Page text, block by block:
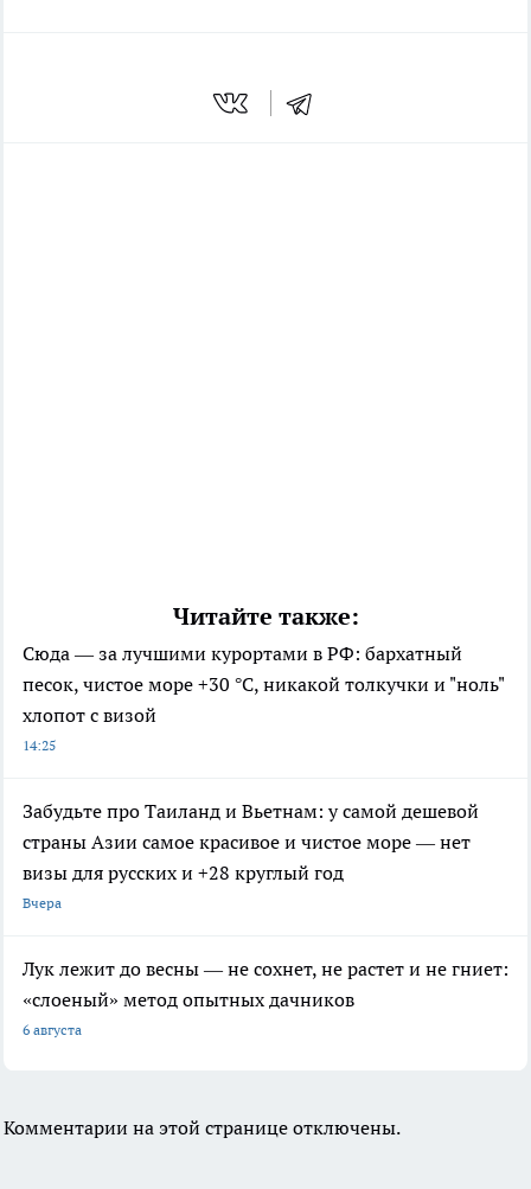
Читайте также:
Сюда — за лучшими курортами в РФ: бархатный
песок, чистое море +30 °C, никакой толкучки и "ноль"
хлопот с визой
14:25
Забудьте про Таиланд и Вьетнам: у самой дешевой
страны Азии самое красивое и чистое море — нет
визы для русских и +28 круглый год
Вчера
Лук лежит до весны — не сохнет, не растет и не гниет:
«слоеный» метод опытных дачников
6 августа
Комментарии на этой странице отключены.